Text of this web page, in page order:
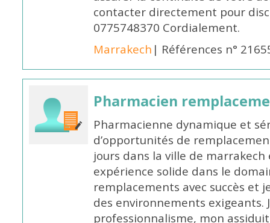
contacter directement pour
0775748370 Cordialement.
Marrakech | Références n°
Pharmacien
Pharmacienne dynamique et
d’opportunités de
jours dans la ville de marrakech
expérience solide dans le
remplacements avec succès et
des environnements exigeants.
professionnalisme, mon